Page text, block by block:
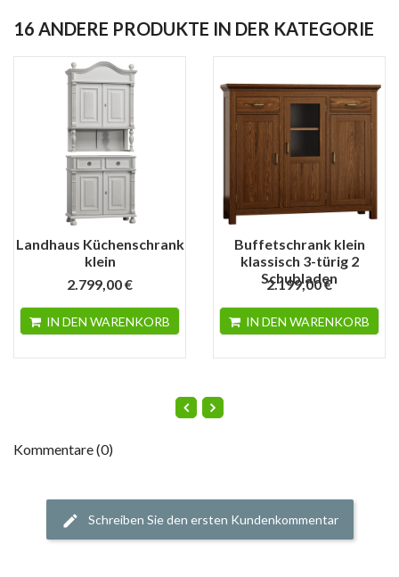
16 ANDERE PRODUKTE IN DER KATEGORIE
Landhaus Küchenschrank
klein
2.799,00 €
IN DEN WARENKORB
Buffetschrank klein
klassisch 3-türig 2
Schubladen
2.199,00 €
IN DEN WARENKORB
Kommentare (0)
Schreiben Sie den ersten Kundenkommentar